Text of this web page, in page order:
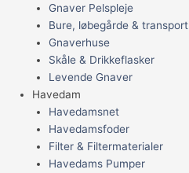
Gnaver Pelspleje
Bure, løbegårde & transport
Gnaverhuse
Skåle & Drikkeflasker
Levende Gnaver
Havedam
Havedamsnet
Havedamsfoder
Filter & Filtermaterialer
Havedams Pumper